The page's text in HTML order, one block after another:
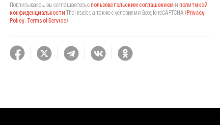
Подписываясь, вы соглашаетесь спользовательским соглашением и политикой
конфиденциальности The Insider, а также с условиями Google reCAPTCHA (Privacy
Policy Terms of Service).